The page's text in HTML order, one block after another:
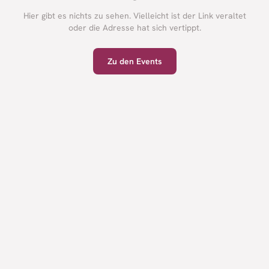
Hier gibt es nichts zu sehen. Vielleicht ist der Link veraltet
oder die Adresse hat sich vertippt.
Zu den Events